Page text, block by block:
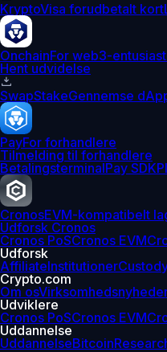
KryptoVisa forudbetalt kort
OnchainFor web3-
Hent udvidelse
SwapStakeGennemse
PayFor forhandlere
Tilmelding til forhandlere
BetalingsterminalPay SDK
CronosEVM-kompatibelt
Udforsk Cronos
Cronos PoSCronos EVM
Udforsk
AffiliateInstitutioner
Crypto.com
Om os
Udviklere
Cronos PoSCronos EVM
Uddannelse
UddannelseBitcoin